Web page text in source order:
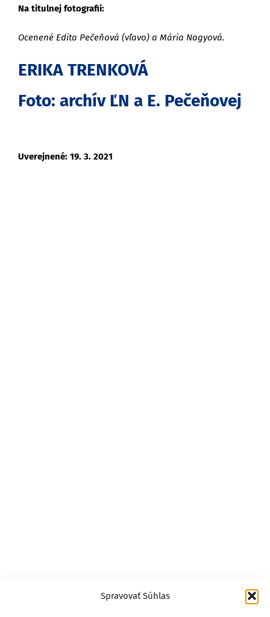
Spravovať Súhlas
Na titulnej fotografii:
Ocenené Edita Pečeňová (vľavo) a Mária Nagyová.
ERIKA TRENKOVÁ
Foto: archív ĽN a E. Pečeňovej
Uverejnené: 19. 3. 2021